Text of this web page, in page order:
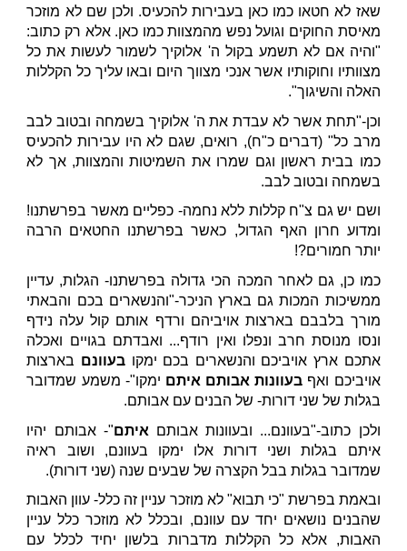
שאז לא חטאו כמו כאן בעבירות להכעיס. ולכן שם לא מוזכר
מאיסת החוקים וגועל נפש מהמצוות כמו כאן. אלא רק כתוב:
"והיה אם לא תשמע בקול ה' אלוקיך לשמור לעשות את כל
מצוותיו וחוקותיו אשר אנכי מצווך היום ובאו עליך כל הקללות
האלה והשיגוך".
וכן-"תחת אשר לא עבדת את ה' אלוקיך בשמחה ובטוב לבב
מרב כל" (דברים כ"ח), רואים, שגם לא היו עבירות להכעיס
כמו בבית ראשון וגם שמרו את השמיטות והמצוות, אך לא
בשמחה ובטוב לבב.
ושם יש גם צ"ח קללות ללא נחמה- כפליים מאשר בפרשתנו!
ומדוע חרון האף הגדול, כאשר בפרשתנו החטאים הרבה
יותר חמורים?!
כמו כן, גם לאחר המכה הכי גדולה בפרשתנו- הגלות, עדיין
ממשיכות המכות גם בארץ הניכר-"והנשארים בכם והבאתי
מורך בלבבם בארצות אויביהם ורדף אותם קול עלה נידף
ונסו מנוסת חרב ונפלו ואין רודף... ואבדתם בגויים ואכלה
אתכם ארץ אויביכם והנשארים בכם ימקו בעוונם בארצות
אויביכם ואף בעוונות אבותם איתם ימקו"- משמע שמדובר
בגלות של שני דורות- של הבנים עם אבותם.
ולכן כתוב-"בעוונם... ובעוונות אבותם איתם"- אבותם יהיו
איתם בגלות ושני דורות אלו ימקו בעוונם, ושוב ראיה
שמדובר בגלות בבל הקצרה של שבעים שנה (שני דורות).
ובאמת בפרשת "כי תבוא" לא מוזכר עניין זה כלל- עוון האבות
שהבנים נושאים יחד עם עוונם, ובכלל לא מוזכר כלל עניין
האבות, אלא כל הקללות מדברות בלשון יחיד לכלל עם